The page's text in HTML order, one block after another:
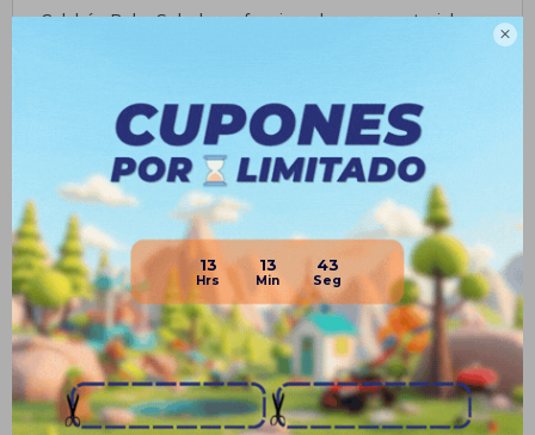

13 13 43
• Colchón Baby Splash confeccionado en un material suave
Planes de cuotas
Envíos
Medios de pago
Productos que te pueden interesar